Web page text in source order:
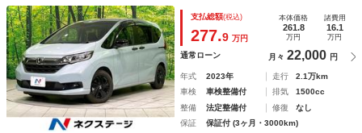
ＬＥＤヘッド シートヒーター Ｂｌｕｅｔｏｏｔｈ ＥＴ
Ｃ オートエアコン スマートキー 盗難防止装置 ＵＳＢ入
力端子 オートライト
支払総額(税込)
277.9 万円
本体価格
261.8
万円
諸費用
16.1
万円
通常ローン 月々 22,000 円
年式 2023年 走行
2.1万km
車検
車検整備付 排気
1500cc
整備
法定整備付 修復
なし
保証
保証付 (3ヶ月・3000km)